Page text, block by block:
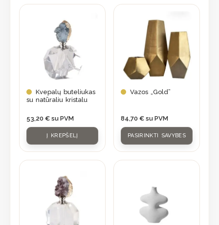
Kvepalų buteliukas
su natūraliu kristalu
53,20 € su PVM
Į KREPŠELĮ
Vazos „Gold”
84,70 € su PVM
PASIRINKTI SAVYBES
multiple
variants.
The
options
may
chosen
on
the
product
page